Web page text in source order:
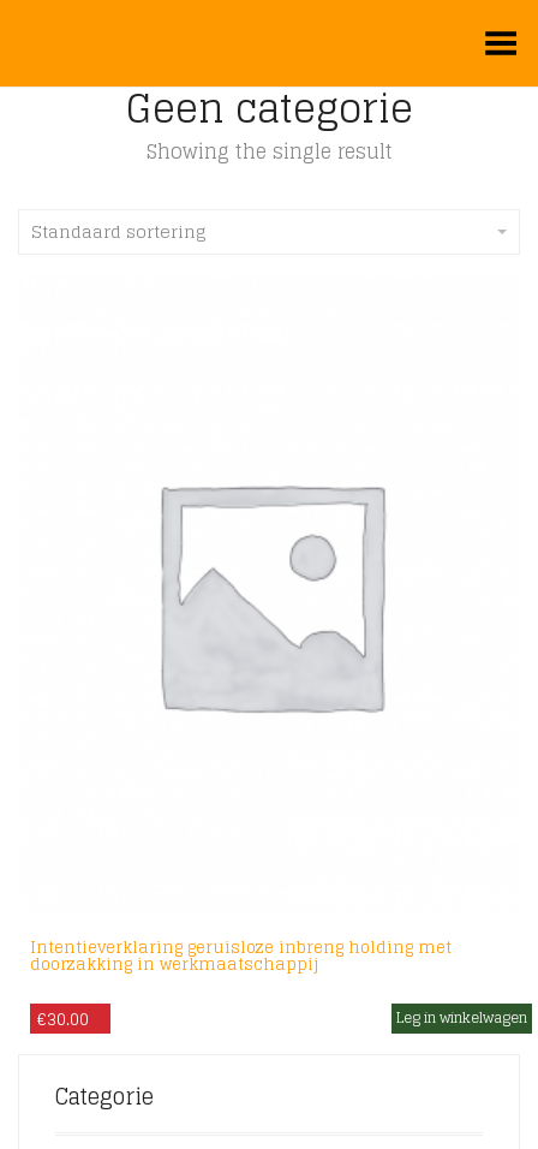
Toggle Menu
Geen categorie
Showing the single result
Standaard sortering
Intentieverklaring geruisloze inbreng holding met
doorzakking in werkmaatschappij
€30.00
Categorie